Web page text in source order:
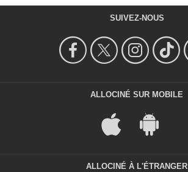
SUIVEZ-NOUS
ALLOCINÉ SUR MOBILE
ALLOCINÉ À L'ÉTRANGER